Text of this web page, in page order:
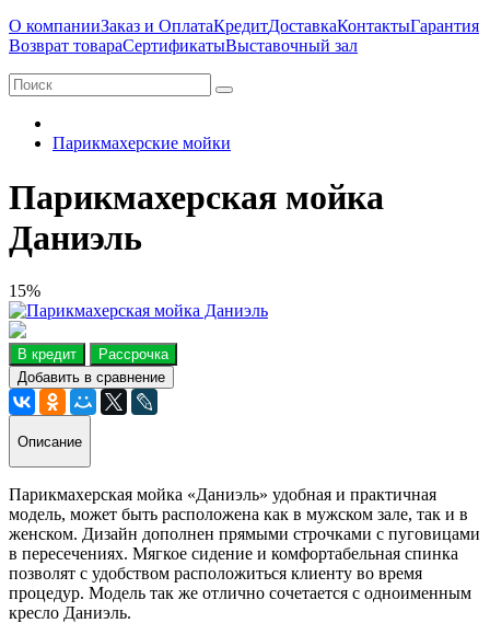
О компанииЗаказ и ОплатаКредитДоставкаКонтактыГарантия
Возврат товараСертификатыВыставочный зал
Парикмахерские мойки
Парикмахерская мойка
Даниэль
15%
В кредит
Рассрочка
Добавить в сравнение
Описание
Парикмахерская мойка «Даниэль» удобная и практичная
модель, может быть расположена как в мужском зале, так и в
женском. Дизайн дополнен прямыми строчками с пуговицами
в пересечениях. Мягкое сидение и комфортабельная спинка
позволят с удобством расположиться клиенту во время
процедур. Модель так же отлично сочетается с одноименным
кресло Даниэль.